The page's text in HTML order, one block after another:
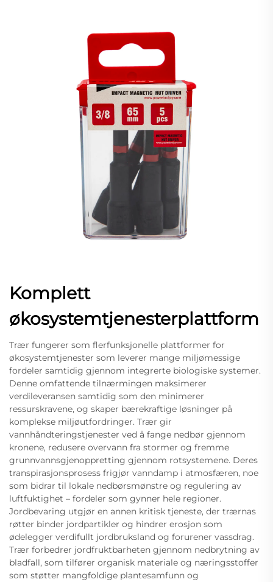
Komplett
økosystemtjenesterplattform
Trær fungerer som flerfunksjonelle plattformer for
økosystemtjenester som leverer mange miljømessige
fordeler samtidig gjennom integrerte biologiske systemer.
Denne omfattende tilnærmingen maksimerer
verdileveransen samtidig som den minimerer
ressurskravene, og skaper bærekraftige løsninger på
komplekse miljøutfordringer. Trær gir
vannhåndteringstjenester ved å fange nedbør gjennom
kronene, redusere overvann fra stormer og fremme
grunnvannsgjenoppretting gjennom rotsystemene. Deres
transpirasjonsprosess frigjør vanndamp i atmosfæren, noe
som bidrar til lokale nedbørsmønstre og regulering av
luftfuktighet – fordeler som gynner hele regioner.
Jordbevaring utgjør en annen kritisk tjeneste, der trærnas
røtter binder jordpartikler og hindrer erosjon som
ødelegger verdifullt jordbruksland og forurener vassdrag.
Trær forbedrer jordfruktbarheten gjennom nedbrytning av
bladfall, som tilfører organisk materiale og næringsstoffer
som støtter mangfoldige plantesamfunn og